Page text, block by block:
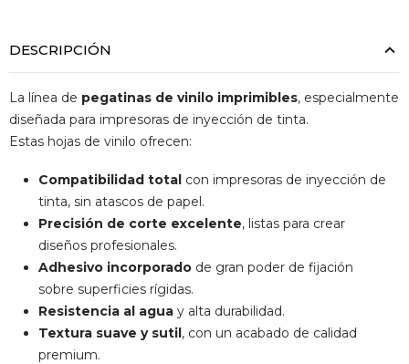
DESCRIPCIÓN
La línea de pegatinas de vinilo imprimibles, especialmente
diseñada para impresoras de inyección de tinta.
Estas hojas de vinilo ofrecen:
Compatibilidad total con impresoras de inyección de
tinta, sin atascos de papel.
Precisión de corte excelente, listas para crear
diseños profesionales.
Adhesivo incorporado de gran poder de fijación
sobre superficies rígidas.
Resistencia al agua y alta durabilidad.
Textura suave y sutil, con un acabado de calidad
premium.